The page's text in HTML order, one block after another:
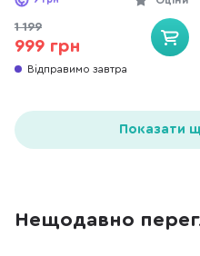
1 199
999 грн
Відправимо завтра
Показати
Нещодавно